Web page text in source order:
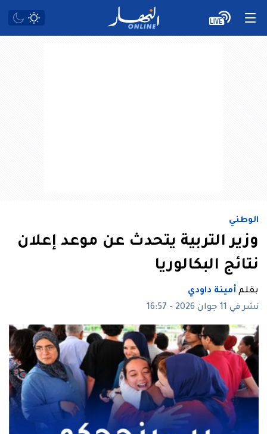
الوطني
وزير التربية يتحدث عن موعد إعلان
نتائج البكالوريا
بقلم أمينة داودي
نشر في 11 جوان 2026 - 16:57